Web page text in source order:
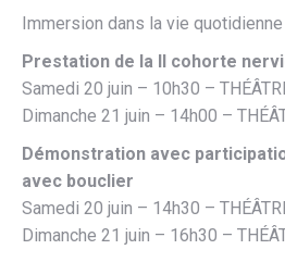
Immersion dans la vie
Prestation de la II cohorte
Samedi 20 juin – 10h30 –
Dimanche 21 juin – 14h00 –
Démonstration avec
avec bouclier
Samedi 20 juin – 14h30 –
Dimanche 21 juin – 16h30 –